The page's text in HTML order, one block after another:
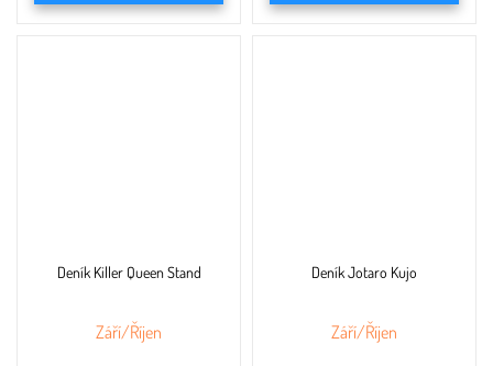
Deník Killer Queen Stand
Září/Říjen
Deník Jotaro Kujo
Září/Říjen